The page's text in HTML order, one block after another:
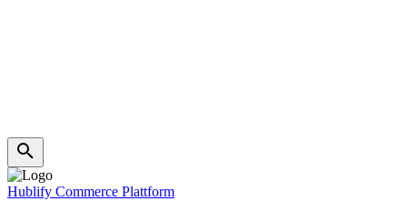
Hublify Commerce Plattform